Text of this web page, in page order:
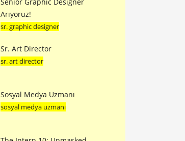
Arıyoruz!
sr. graphic designer
Sr. Art Director
sr. art director
Sosyal Medya Uzmanı
sosyal medya uzmanı